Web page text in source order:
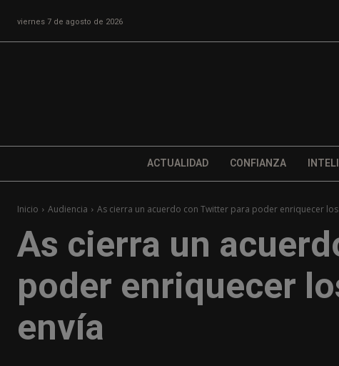
viernes 7 de agosto de 2026
ACTUALIDAD CONFIANZA
Inicio Audiencia As cierra un acuerdo con Twitter para poder enriquecer
As cierra un
poder enriquecer
envía